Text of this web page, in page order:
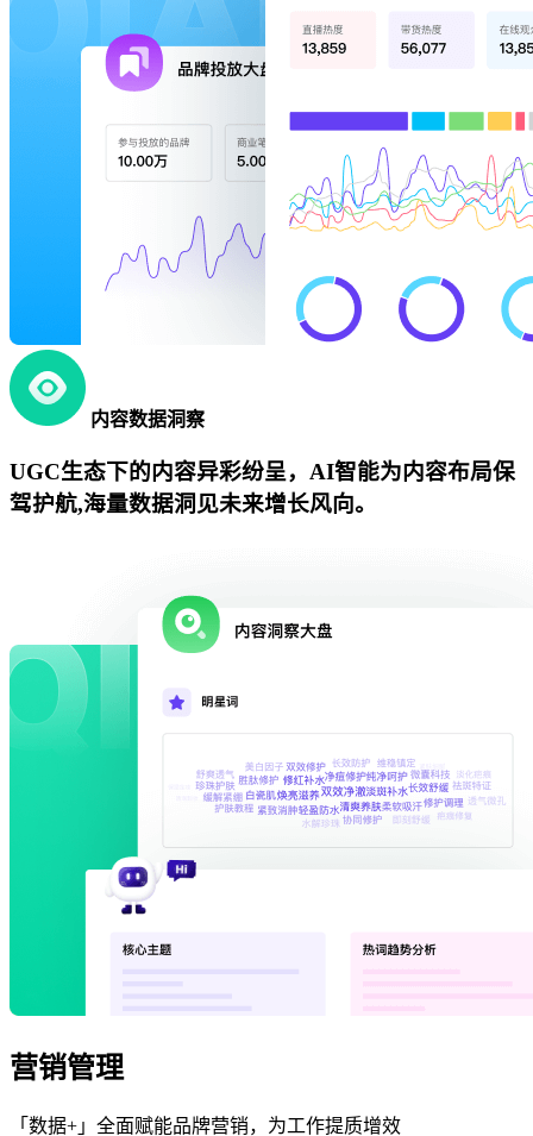
内容数据洞察
UGC生态下的内容异彩纷呈，AI智能为内容布局保
驾护航,海量数据洞见未来增长风向。
营销管理
「数据+」全面赋能品牌营销，为工作提质增效